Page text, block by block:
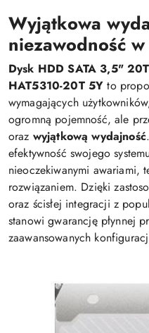
Wyjątkowa
niezawodność
Dysk HDD SATA 3,5"
HAT5310-20T 5Y to
wymagających
ogromną pojemność, ale
oraz wyjątkową wydajność
efektywność swojego
nieoczekiwanymi awariami,
rozwiązaniem. Dzięki
oraz ścisłej integracji z
stanowi gwarancję płynnej
zaawansowanych